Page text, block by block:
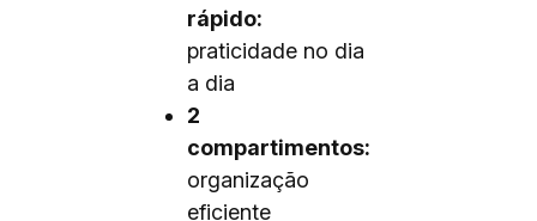
rápido:
praticidade no dia
a dia
2
compartimentos:
organização
eficiente